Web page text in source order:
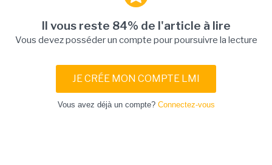
Il vous reste 84% de l'article à lire
Vous devez posséder un compte pour poursuivre la lecture
JE CRÉE MON COMPTE LMI
Vous avez déjà un compte? Connectez-vous